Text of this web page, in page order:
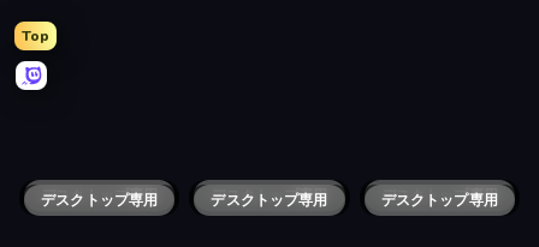
Top
Hill Climb on Moto Bike Paper Delivery Boy Trials Ice Ride
Cycle Extreme Trials Ride Draw Bridge Puzzle
Crazy MX Switch Wheel: Race Master Paper Boy Race: Running Game
Moto Maniac Moto Maniac 2 Crazy MotoX Multiplayer
デスクトップ専用
MX Offroad Master デスクトップ専用
Offroad Island デスクトップ専用Super Crime Steel War Hero
デスクトップ専用 デスクトップ専用 デスクトップ専用
Grand Cyber City